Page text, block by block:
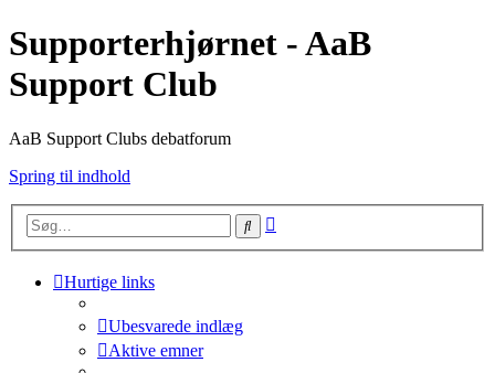
Supporterhjørnet - AaB
Support Club
AaB Support Clubs debatforum
Spring til indhold
Søg
Hurtige links
Ubesvarede indlæg
Aktive emner